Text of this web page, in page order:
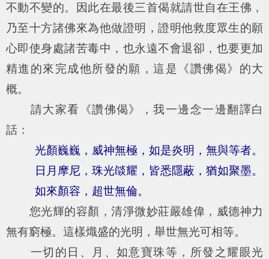
不動不變的。因此在最後三首偈就請世自在王佛，
乃至十方諸佛來為他做證明，證明他救度眾生的願
心即使身處諸苦毒中，也永遠不會退卻，也要更加
精進的來完成他所發的願，這是《讚佛偈》的大
概。
請大家看《讚佛偈》，我一邊念一邊翻譯白
話：
光顏巍巍，威神無極，如是炎明，無與等者。
日月摩尼，珠光燄耀，皆悉隱蔽，猶如聚墨。
如來顏容，超世無倫。
您光輝的容顏，清淨微妙莊嚴雄偉，威德神力
無有窮極。這樣熾盛的光明，舉世無光可相等。
一切的日、月、如意寶珠等，所發之耀眼光